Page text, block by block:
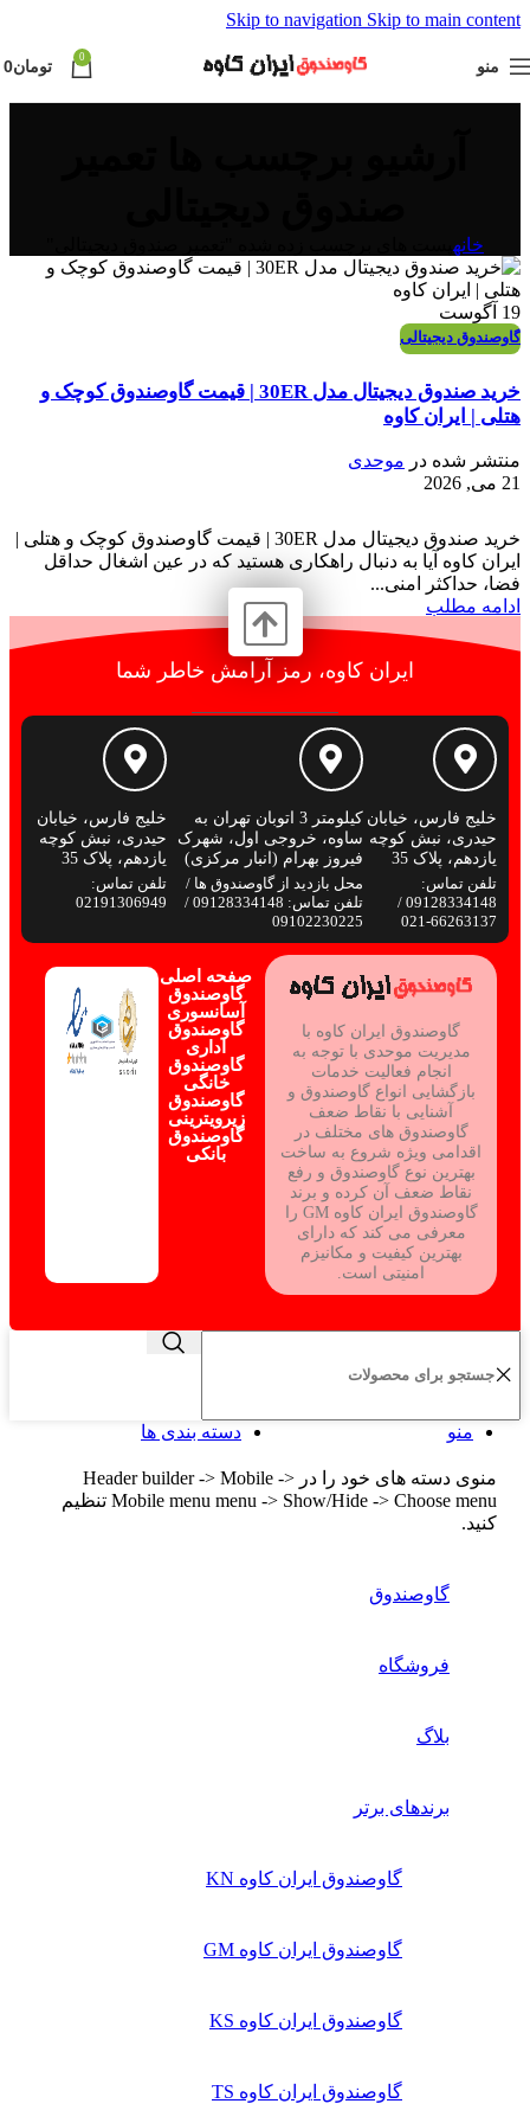
Skip to navigation Skip to main content
منو 0 تومان0
خانه
19 آگوست
گاوصندوق دیجیتالی
خرید صندوق دیجیتال مدل 30ER | قیمت گاوصندوق کوچک و
هتلی | ایران کاوه
منتشر شده در موحدی
21 می, 2026
خرید صندوق دیجیتال مدل 30ER | قیمت گاوصندوق کوچک و هتلی |
ایران کاوه آیا به دنبال راهکاری هستید که در عین اشغال حداقل
فضا، حداکثر امنی...
ادامه مطلب
ایران کاوه، رمز آرامش خاطر شما
خلیج فارس، خیابان
حیدری، نبش کوچه
یازدهم، پلاک 35
تلفن تماس:
09128334148 /
66263137-021
کیلومتر 3 اتوبان تهران به
ساوه، خروجی اول، شهرک
فیروز بهرام (انبار مرکزی)
محل بازدید از گاوصندوق ها /
تلفن تماس: 09128334148 /
09102230225
خلیج فارس، خیابان
حیدری، نبش کوچه
یازدهم، پلاک 35
تلفن تماس:
02191306949
گاوصندوق ایران کاوه با
مدیریت موحدی با توجه به
انجام فعالیت خدمات
بازگشایی انواع گاوصندوق و
آشنایی با نقاط ضعف
گاوصندوق های مختلف در
اقدامی ویژه شروع به ساخت
بهترین نوع گاوصندوق و رفع
نقاط ضعف آن کرده و برند
گاوصندوق ایران کاوه GM را
معرفی می کند که دارای
بهترین کیفیت و مکانیزم
امنیتی است.
صفحه اصلی
گاوصندوق
آسانسوری
گاوصندوق
اداری
گاوصندوق
خانگی
گاوصندوق
زیرویترینی
گاوصندوق
بانکی
منو دسته بندی ها
منوی دسته های خود را در Header builder -> Mobile ->
Mobile menu menu -> Show/Hide -> Choose menu تنظیم
کنید.
گاوصندوق
فروشگاه
بلاگ
برندهای برتر
گاوصندوق ایران کاوه KN
گاوصندوق ایران کاوه GM
گاوصندوق ایران کاوه KS
گاوصندوق ایران کاوه TS